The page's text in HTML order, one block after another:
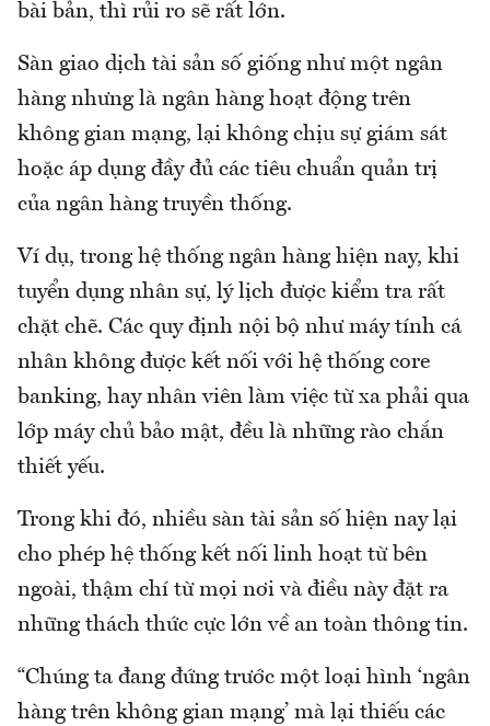
bài bản, thì rủi ro sẽ rất lớn.
Sàn giao dịch tài sản số giống như một ngân
hàng nhưng là ngân hàng hoạt động trên
không gian mạng, lại không chịu sự giám sát
hoặc áp dụng đầy đủ các tiêu chuẩn quản trị
của ngân hàng truyền thống.
Ví dụ, trong hệ thống ngân hàng hiện nay, khi
tuyển dụng nhân sự, lý lịch được kiểm tra rất
chặt chẽ. Các quy định nội bộ như máy tính cá
nhân không được kết nối với hệ thống core
banking, hay nhân viên làm việc từ xa phải qua
lớp máy chủ bảo mật, đều là những rào chắn
thiết yếu.
Trong khi đó, nhiều sàn tài sản số hiện nay lại
cho phép hệ thống kết nối linh hoạt từ bên
ngoài, thậm chí từ mọi nơi và điều này đặt ra
những thách thức cực lớn về an toàn thông tin.
“Chúng ta đang đứng trước một loại hình ‘ngân
hàng trên không gian mạng’ mà lại thiếu các